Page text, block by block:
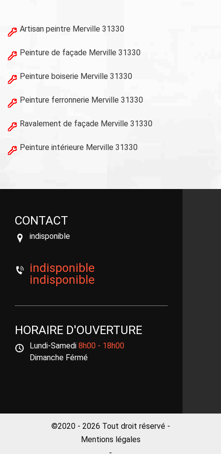
Artisan peintre Merville 31330
Peinture de façade Merville 31330
Peinture boiserie Merville 31330
Peinture ferronnerie Merville 31330
Ravalement de façade Merville 31330
Peinture intérieure Merville 31330
CONTACT
indisponible
indisponible
indisponible
HORAIRE D'OUVERTURE
Lundi-Samedi 8h00 - 18h00
Dimanche Férmé
©2020 - 2026 Tout droit réservé -
Mentions légales